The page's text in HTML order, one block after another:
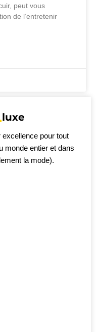
peut vous
de l’entretenir
excellence pour tout
monde entier et dans
la mode).